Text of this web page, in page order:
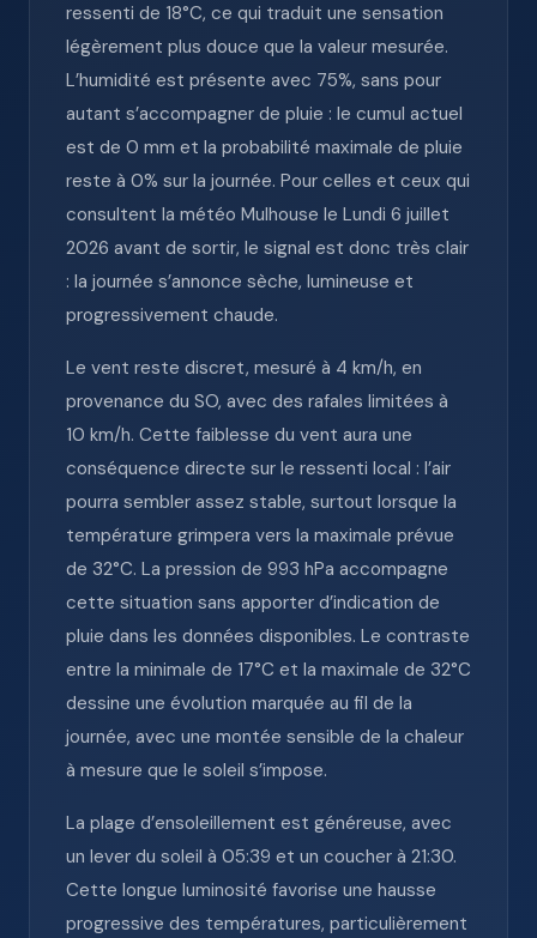
ressenti de 18°C, ce qui traduit une sensation
légèrement plus douce que la valeur mesurée.
L’humidité est présente avec 75%, sans pour
autant s’accompagner de pluie : le cumul actuel
est de 0 mm et la probabilité maximale de pluie
reste à 0% sur la journée. Pour celles et ceux qui
consultent la météo Mulhouse le Lundi 6 juillet
2026 avant de sortir, le signal est donc très clair
: la journée s’annonce sèche, lumineuse et
progressivement chaude.
Le vent reste discret, mesuré à 4 km/h, en
provenance du SO, avec des rafales limitées à
10 km/h. Cette faiblesse du vent aura une
conséquence directe sur le ressenti local : l’air
pourra sembler assez stable, surtout lorsque la
température grimpera vers la maximale prévue
de 32°C. La pression de 993 hPa accompagne
cette situation sans apporter d’indication de
pluie dans les données disponibles. Le contraste
entre la minimale de 17°C et la maximale de 32°C
dessine une évolution marquée au fil de la
journée, avec une montée sensible de la chaleur
à mesure que le soleil s’impose.
La plage d’ensoleillement est généreuse, avec
un lever du soleil à 05:39 et un coucher à 21:30.
Cette longue luminosité favorise une hausse
progressive des températures, particulièrement